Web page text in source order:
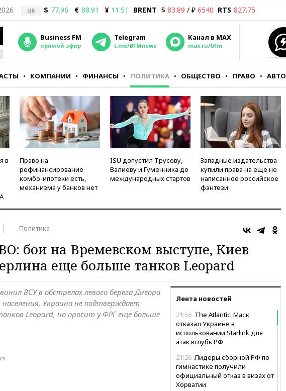
ЦБ $ 77.96 € 88.91 ¥ 11.51 BRENT $ 83.89 / ₽ 6540 RTS 827.75
Business FM
прямой эфир
Telegram
t.me/BFMnews
Канал в MAX
max.ru/bfm
КОМПАНИИ ФИНАНСЫ ПОЛИТИКА ОБЩЕСТВО ПРАВО АВТО
в
Право на
рефинансирование
комбо-ипотеки есть,
механизма у банков нет
ISU допустил Трусову,
Валиеву и Гуменника до
международных стартов
Западные издательства
купили права на еще не
написанное российское
фэнтези
Политика
бои на Времевском выступе, Киев
еще больше танков Leopard
Лента новостей
21:56 The Atlantic: Маск
отказал Украине в
использовании Starlink для
атак вглубь РФ
21:26 Лидеры сборной РФ по
гимнастике получили
официальный отказ в визах от
Хорватии
ВСУ в обстрелах левого берега Днепра
населения, Украина не подтверждает
Leopard, но просит у ФРГ еще больше